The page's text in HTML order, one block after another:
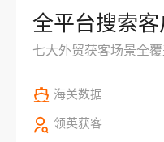
全平台搜索客
七大外贸获客场景全覆
海关数据
领英获客